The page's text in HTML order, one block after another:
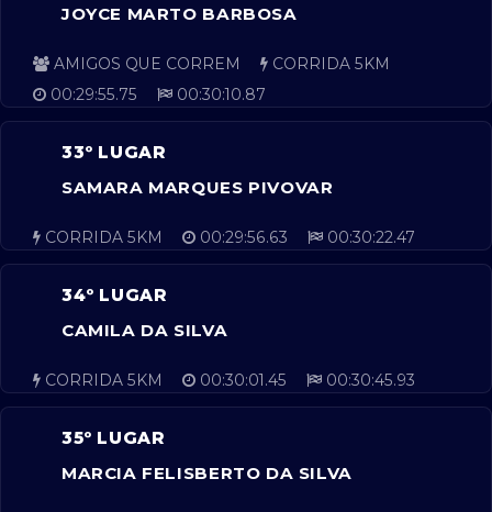
JOYCE MARTO BARBOSA
AMIGOS QUE CORREM
CORRIDA 5KM
00:29:55.75
00:30:10.87
33º LUGAR
SAMARA MARQUES PIVOVAR
CORRIDA 5KM 00:29:56.63 00:30:22.47
34º LUGAR
CAMILA DA SILVA
CORRIDA 5KM 00:30:01.45 00:30:45.93
35º LUGAR
MARCIA FELISBERTO DA SILVA